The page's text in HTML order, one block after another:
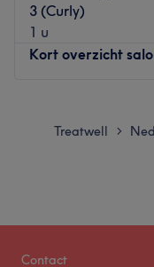
3 (Curly)
1 u
Kort overzicht
Dinsdag
Zondag
Treatwell >
Contact